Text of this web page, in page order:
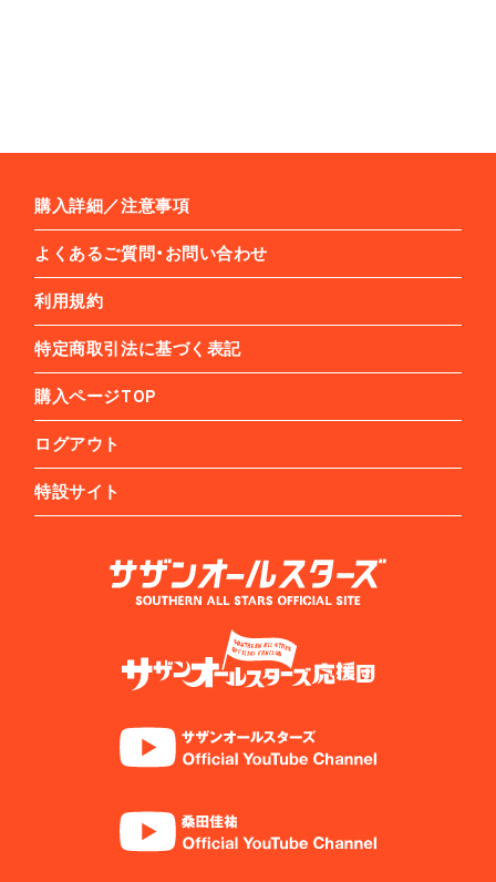
購入詳細／注意事項
よくあるご質問・お問い合わせ
利用規約
特定商取引法に基づく表記
購入ページTOP
ログアウト
特設サイト